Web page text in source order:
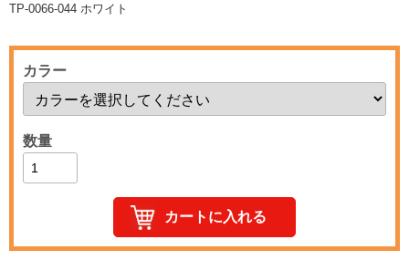
TP-0066-044 ホワイト
カラー
数量